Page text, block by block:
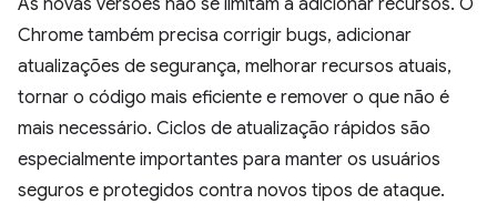
As novas versões não se limitam a adicionar recursos. O
Chrome também precisa corrigir bugs, adicionar
atualizações de segurança, melhorar recursos atuais,
tornar o código mais eficiente e remover o que não é
mais necessário. Ciclos de atualização rápidos são
especialmente importantes para manter os usuários
seguros e protegidos contra novos tipos de ataque.